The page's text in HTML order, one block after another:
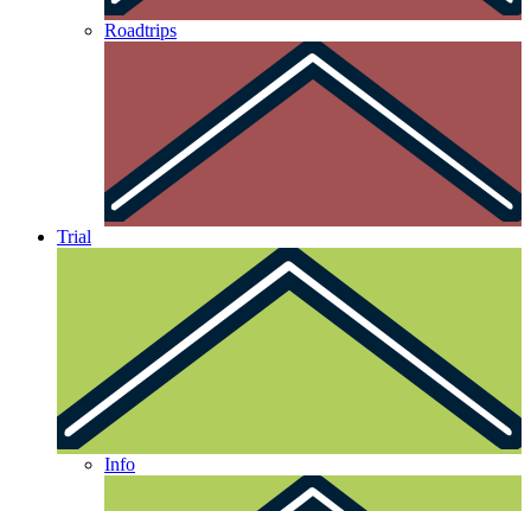
Roadtrips
Trial
Info